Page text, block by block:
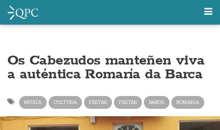
Os Cabezudos manteñen viva
a auténtica Romaría da Barca
MUXÍA CULTURA FESTAS FESTAS BARCA ROMARIA